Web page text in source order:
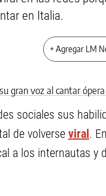
en Italia.
+ Agregar LM
sociales sus
de volverse viral.
a los internautas y